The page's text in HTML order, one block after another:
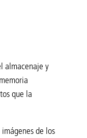
almacenaje y
que la
de los